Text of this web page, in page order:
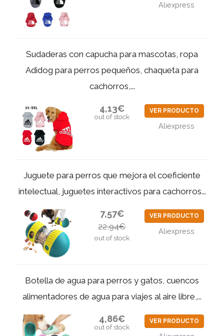
Aliexpress
Sudaderas con capucha para mascotas, ropa
Adidog para perros pequeños, chaqueta para
cachorros,...
4,13€
out of stock
VER PRODUCTO
Aliexpress
Juguete para perros que mejora el coeficiente
intelectual, juguetes interactivos para cachorros...
7,57€
22,94€
out of stock
VER PRODUCTO
Aliexpress
Botella de agua para perros y gatos, cuencos
alimentadores de agua para viajes al aire libre,...
4,86€
out of stock
VER PRODUCTO